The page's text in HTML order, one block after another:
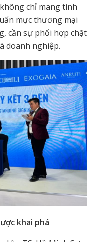
chỉ mang tính
mực thương mại
cần sự phối hợp chặt
doanh nghiệp.
khai phá